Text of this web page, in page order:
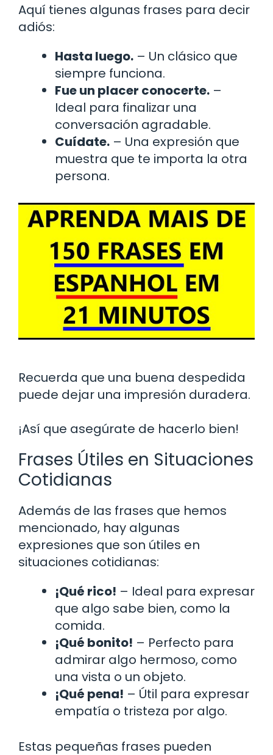
Aquí tienes algunas frases para decir
adiós:
Hasta luego. – Un clásico que
siempre funciona.
Fue un placer conocerte. –
Ideal para finalizar una
conversación agradable.
Cuídate. – Una expresión que
muestra que te importa la otra
persona.
Recuerda que una buena despedida
puede dejar una impresión duradera.
¡Así que asegúrate de hacerlo bien!
Frases Útiles en Situaciones
Cotidianas
Además de las frases que hemos
mencionado, hay algunas
expresiones que son útiles en
situaciones cotidianas:
¡Qué rico! – Ideal para expresar
que algo sabe bien, como la
comida.
¡Qué bonito! – Perfecto para
admirar algo hermoso, como
una vista o un objeto.
¡Qué pena! – Útil para expresar
empatía o tristeza por algo.
Estas pequeñas frases pueden